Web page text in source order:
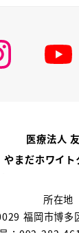
医療法人
やまだホワイ
所在地
福岡市博多